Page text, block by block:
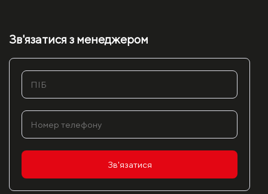
Зв'язатися з менеджером
Зв'язатися